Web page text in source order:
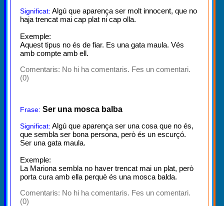
Significat: Algú que aparença ser molt innocent, que no
haja trencat mai cap plat ni cap olla.
Exemple:
Aquest tipus no és de fiar. Es una gata maula. Vés
amb compte amb ell.
Comentaris: No hi ha comentaris. Fes un comentari.
(0)
Frase: Ser una mosca balba
Significat: Algú que aparença ser una cosa que no és,
que sembla ser bona persona, però és un escurçó.
Ser una gata maula.
Exemple:
La Mariona sembla no haver trencat mai un plat, però
porta cura amb ella perquè és una mosca balda.
Comentaris: No hi ha comentaris. Fes un comentari.
(0)